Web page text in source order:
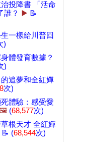
投降書 「活命
誰？
▶️ 📝
一樣給川普回
)
體發育數據？
)
追夢和全紅嬋
次)
體驗：感受愛
(68,577次)
根天才 全紅嬋
📝 (68,544次)